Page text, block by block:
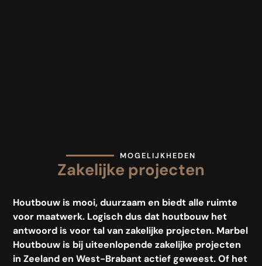
MOGELIJKHEDEN
Zakelijke projecten
Houtbouw is mooi, duurzaam en biedt alle ruimte
voor maatwerk. Logisch dus dat houtbouw het
antwoord is voor tal van zakelijke projecten. Marbel
Houtbouw is bij uiteenlopende zakelijke projecten
in Zeeland en West-Brabant actief geweest. Of het